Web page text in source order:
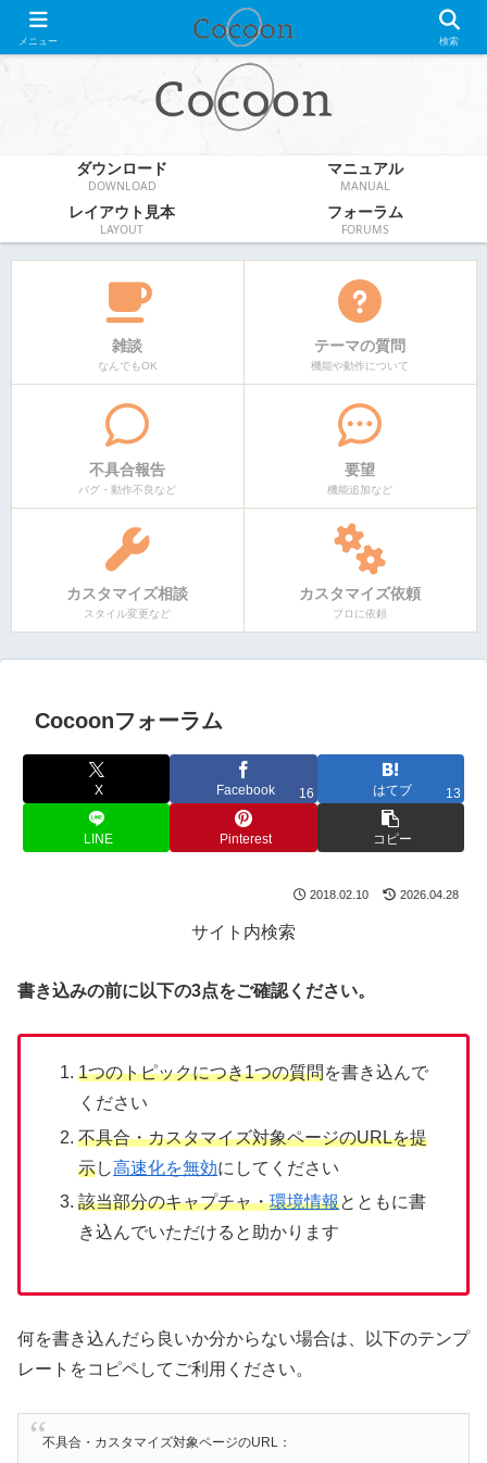
WordPress無料テーマ
ダウンロード
DOWNLOAD
マニュアル
MANUAL
レイアウト見本
LAYOUT
フォーラム
FORUMS
雑談
なんでもOK
テーマの質問
機能や動作について
不具合報告
バグ・動作不良など
要望
機能追加など
カスタマイズ相談
スタイル変更など
カスタマイズ依頼
プロに依頼
Cocoonフォーラム
X Facebook 16 はてブ 13
LINE Pinterest コピー
2018.02.10 2026.04.28
サイト内検索
書き込みの前に以下の3点をご確認ください。
1つのトピックにつき1つの質問を書き込んで
ください
不具合・カスタマイズ対象ページのURLを提
示し高速化を無効にしてください
該当部分のキャプチャ・環境情報とともに書
き込んでいただけると助かります
何を書き込んだら良いか分からない場合は、以下のテンプ
レートをコピペしてご利用ください。
不具合・カスタマイズ対象ページのURL：
メニュー 検索